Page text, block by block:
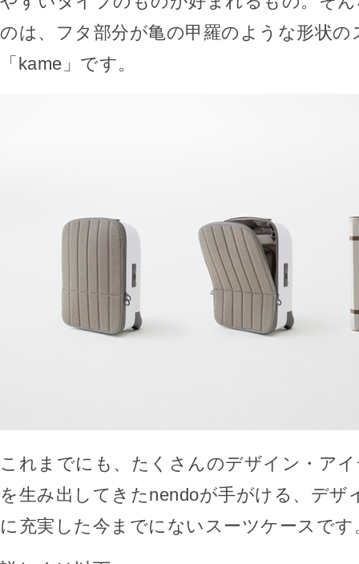
のは、フタ部分が亀の甲羅のような形状の
「kame」です。
これまでにも、たくさんのデザイン・ア
を生み出してきたnendoが手がける、デザ
に充実した今までにないスーツケースです